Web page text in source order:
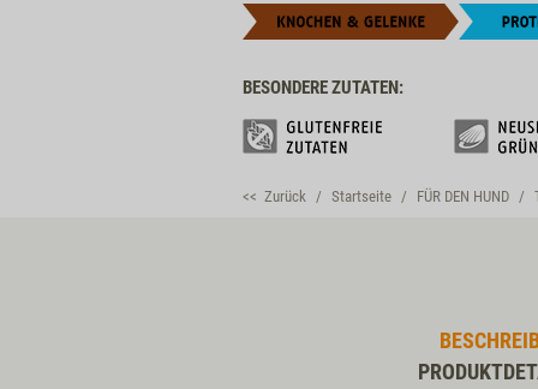
BESONDERE ZUTATEN:
<< Zurück Startseite FÜR DEN HUND